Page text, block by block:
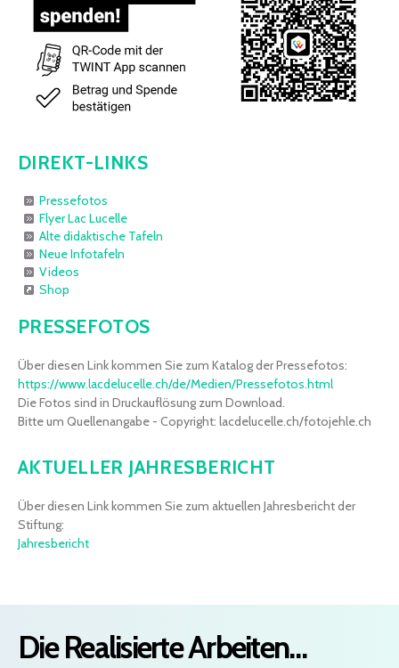
DIREKT-LINKS
Pressefotos
Flyer Lac Lucelle
Alte didaktische Tafeln
Neue Infotafeln
Videos
Shop
PRESSEFOTOS
Über diesen Link kommen Sie zum Katalog der Pressefotos:
https://www.lacdelucelle.ch/de/Medien/Pressefotos.html
Die Fotos sind in Druckauflösung zum Download.
Bitte um Quellenangabe - Copyright: lacdelucelle.ch/fotojehle.ch
AKTUELLER JAHRESBERICHT
Über diesen Link kommen Sie zum aktuellen Jahresbericht der
Stiftung:
Jahresbericht
Die Realisierte Arbeiten…